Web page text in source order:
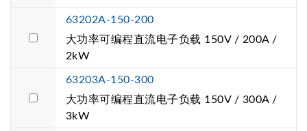
63202A-150-200
大功率可编程直流电子负载 150V / 200A /
2kW
63203A-150-300
大功率可编程直流电子负载 150V / 300A /
3kW